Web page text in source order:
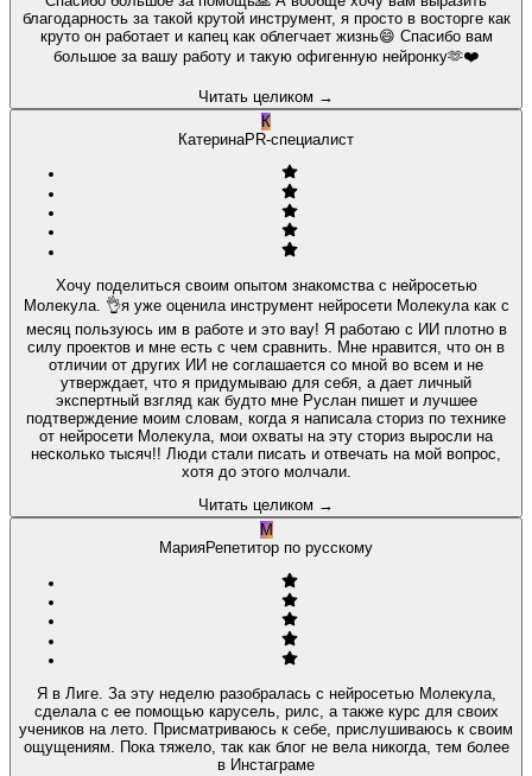
благодарность за такой крутой инструмент, я просто в восторге как
круто он работает и капец как облегчает жизнь😄 Спасибо вам
большое за вашу работу и такую офигенную нейронку🫶❤️
Читать целиком →
К
КатеринаPR-специалист
Хочу поделиться своим опытом знакомства с нейросетью
Молекула. 👌я уже оценила инструмент нейросети Молекула как с
месяц пользуюсь им в работе и это вау! Я работаю с ИИ плотно в
силу проектов и мне есть с чем сравнить. Мне нравится, что он в
отличии от других ИИ не соглашается со мной во всем и не
утверждает, что я придумываю для себя, а дает личный
экспертный взгляд как будто мне Руслан пишет и лучшее
подтверждение моим словам, когда я написала сториз по технике
от нейросети Молекула, мои охваты на эту сториз выросли на
несколько тысяч!! Люди стали писать и отвечать на мой вопрос,
хотя до этого молчали.
Читать целиком →
М
МарияРепетитор по русскому
Я в Лиге. За эту неделю разобралась с нейросетью Молекула,
сделала с ее помощью карусель, рилс, а также курс для своих
учеников на лето. Присматриваюсь к себе, прислушиваюсь к своим
ощущениям. Пока тяжело, так как блог не вела никогда, тем более
в Инстаграме